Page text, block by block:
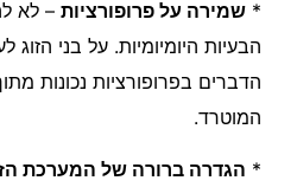
* שמירה על פרופורציות – לא
הבעיות היומיומיות. על בני
הדברים בפרופורציות נכונות
המוטרד.
* הגדרה ברורה של המערכת